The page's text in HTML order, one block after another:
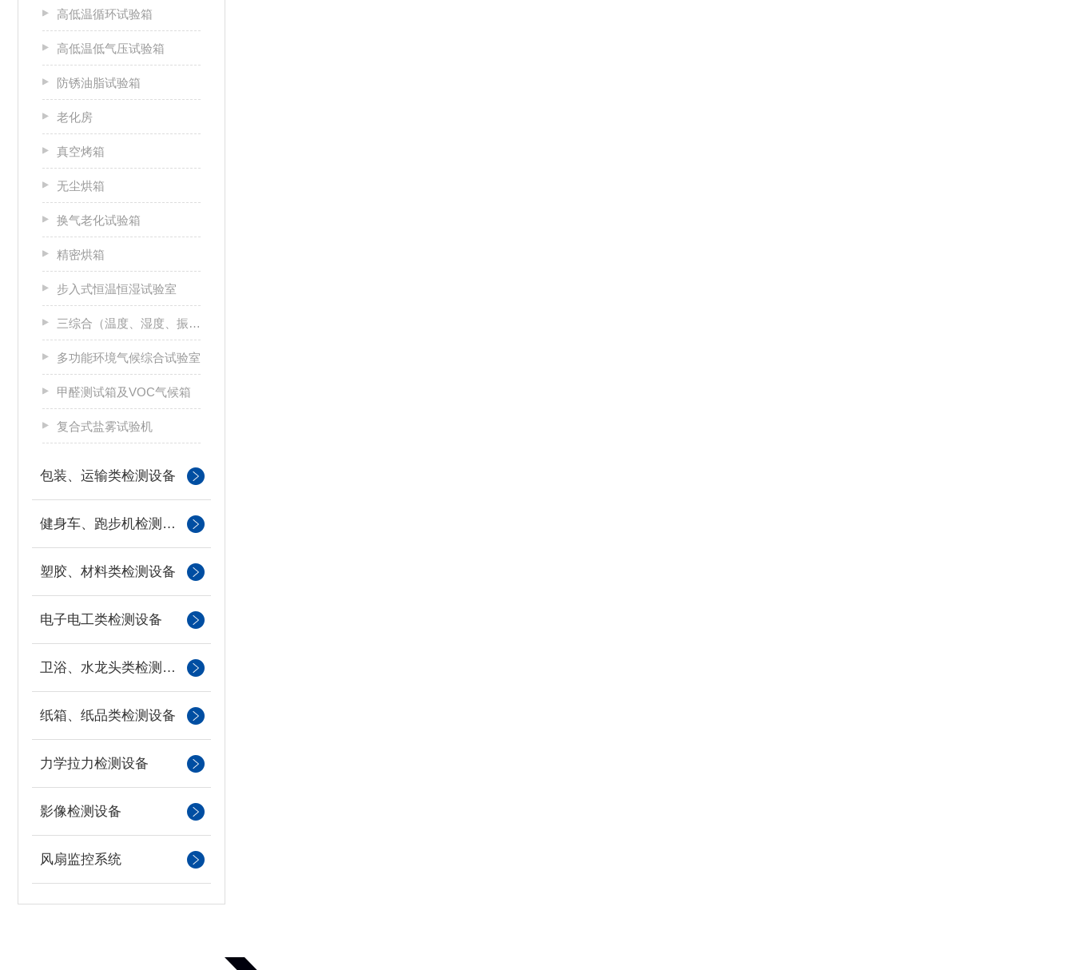
高低温循环试验箱
高低温低气压试验箱
防锈油脂试验箱
老化房
真空烤箱
无尘烘箱
换气老化试验箱
精密烘箱
步入式恒温恒湿试验室
三综合（温度、湿度、振动）试验箱
多功能环境气候综合试验室
甲醛测试箱及VOC气候箱
复合式盐雾试验机
包装、运输类检测设备
健身车、跑步机检测设备
塑胶、材料类检测设备
电子电工类检测设备
卫浴、水龙头类检测设备
纸箱、纸品类检测设备
力学拉力检测设备
影像检测设备
风扇监控系统